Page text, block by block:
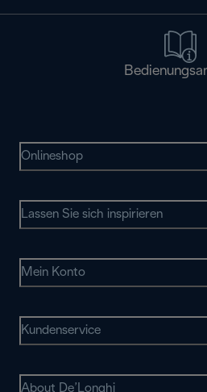
Onlineshop
Lassen Sie sich inspirieren
Mein Konto
Kundenservice
About De’Longhi